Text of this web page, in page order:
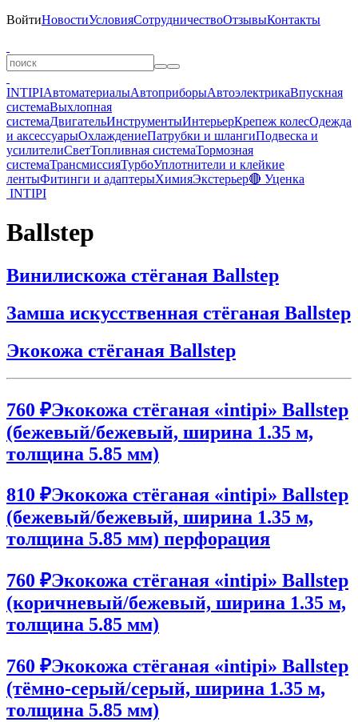
ВойтиНовостиУсловияСотрудничествоОтзывыКонтакты
INTIPIАвтоматериалыАвтоприборыАвтоэлектрикаВпускная
системаВыхлопная
системаДвигательИнструментыИнтерьерКрепеж колесОдежда
и аксессуарыОхлаждениеПатрубки и шлангиПодвеска и
усилителиСветТопливная системаТормозная
системаТрансмиссияТурбоУплотнители и клейкие
лентыФитинги и адаптерыХимияЭкстерьер🔴 Уценка
INTIPI
Ballstep
Винилискожа стёганая Ballstep
Замша искусственная стёганая Ballstep
Экокожа стёганая Ballstep
760 ₽Экокожа стёганая «intipi» Ballstep
(бежевый/бежевый, ширина 1.35 м,
толщина 5.85 мм)
810 ₽Экокожа стёганая «intipi» Ballstep
(бежевый/бежевый, ширина 1.35 м,
толщина 5.85 мм) перфорация
760 ₽Экокожа стёганая «intipi» Ballstep
(коричневый/бежевый, ширина 1.35 м,
толщина 5.85 мм)
760 ₽Экокожа стёганая «intipi» Ballstep
(тёмно-серый/серый, ширина 1.35 м,
толщина 5.85 мм)